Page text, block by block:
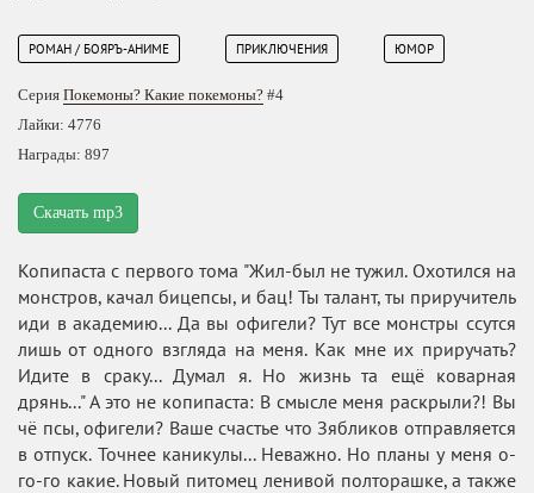
РОМАН / БОЯРЪ-АНИМЕ ПРИКЛЮЧЕНИЯ ЮМОР
Серия Покемоны? Какие покемоны? #4
Лайки: 4776
Награды: 897
Скачать mp3
Копипаста с первого тома "Жил-был не тужил. Охотился на
монстров, качал бицепсы, и бац! Ты талант, ты приручитель
иди в академию... Да вы офигели? Тут все монстры ссутся
лишь от одного взгляда на меня. Как мне их приручать?
Идите в сраку... Думал я. Но жизнь та ещё коварная
дрянь..." А это не копипаста: В смысле меня раскрыли?! Вы
чё псы, офигели? Ваше счастье что Зябликов отправляется
в отпуск. Точнее каникулы... Неважно. Но планы у меня о-
го-го какие. Новый питомец ленивой полторашке, а также